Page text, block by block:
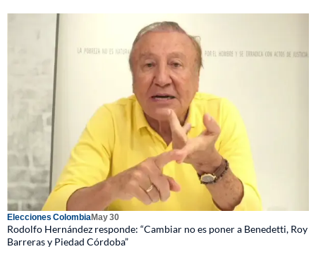
Elecciones ColombiaMay 30
Rodolfo Hernández responde: “Cambiar no es poner a Benedetti, Roy
Barreras y Piedad Córdoba”